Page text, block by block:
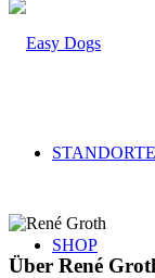
STANDORTE
SHOP
Über René